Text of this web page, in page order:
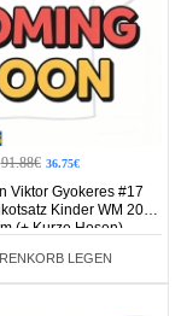
91.88€ 36.75€
Viktor Gyokeres #17
Kinder WM 2026
(+ Kurze Hosen)
LEGEN